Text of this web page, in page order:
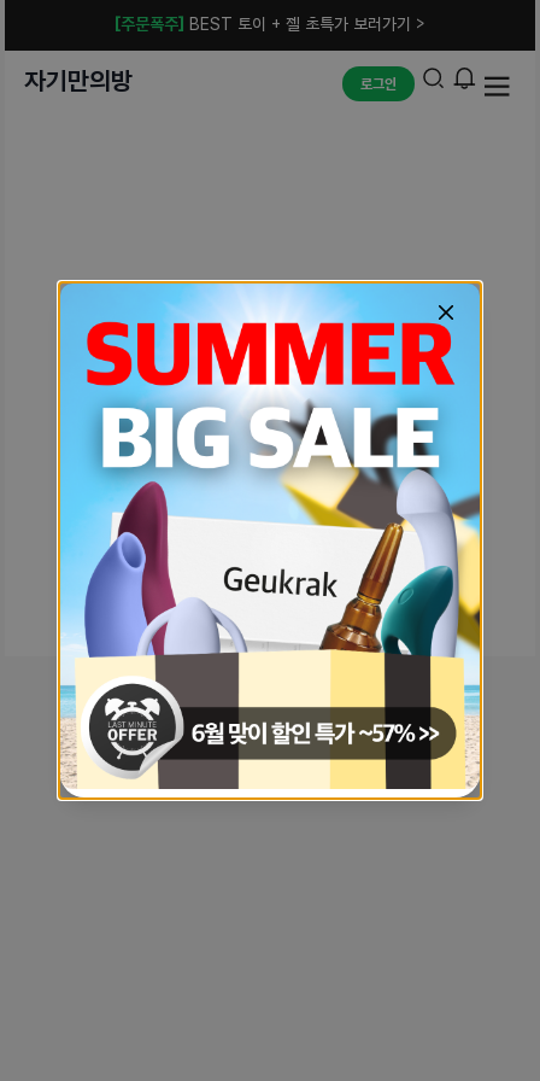
[주문폭주] BEST 토이 + 젤 초특가 보러가기 >
자기만의방 로그인
예상치 못한 에러입니다.